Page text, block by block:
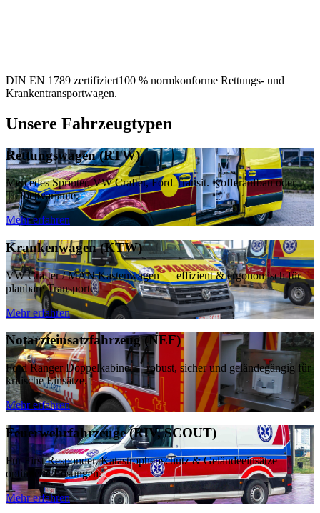
DIN EN 1789 zertifiziert100 % normkonforme Rettungs- und
Krankentransportwagen.
Unsere Fahrzeugtypen
Rettungswagen (RTW)
Mercedes Sprinter, VW Crafter, Ford Transit. Kofferaufbau oder
Tiefbettvariante.
Mehr erfahren
Krankenwagen (KTW)
VW Crafter / MAN Kastenwagen — effizient & ergonomisch für
planbare Transporte.
Mehr erfahren
Notarzteinsatzfahrzeug (NEF)
Ford Ranger Doppelkabine — robust, sicher und geländegängig für
kritische Einsätze.
Mehr erfahren
Feuerwehrfahrzeuge (RIV, SCOUT)
Für First Responder, Katastrophenschutz & Geländeeinsätze
optimierte Lösungen.
Mehr erfahren